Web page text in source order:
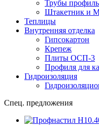
Трубы
Штакетник и
Теплицы
Внутренняя отделка
Гипсокартон
Крепеж
Плиты ОСП-3
Профиля для
Гидроизоляция
Спец. предложения